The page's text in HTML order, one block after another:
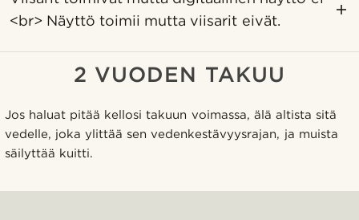
<br> Näyttö toimii mutta viisarit eivät.
2 VUODEN TAKUU
Jos haluat pitää kellosi takuun voimassa, älä altista sitä
vedelle, joka ylittää sen vedenkestävyysrajan, ja muista
säilyttää kuitti.